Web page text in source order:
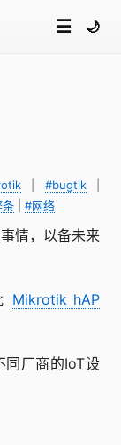
☰ 🌙
| #bugtik|
条 #网络
情，以备未来
Mikrotik hAP
同厂商的IoT设